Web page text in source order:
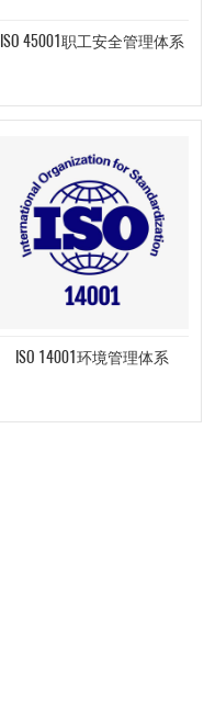
ISO 45001职工安全管理体系
ISO 14001环境管理体系